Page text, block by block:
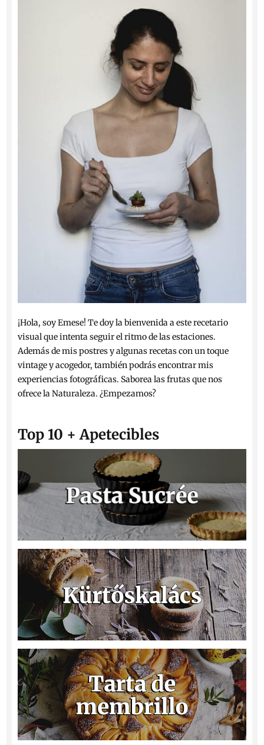
¡Hola, soy Emese! Te doy la bienvenida a este recetario
visual que intenta seguir el ritmo de las estaciones.
Además de mis postres y algunas recetas con un toque
vintage y acogedor, también podrás encontrar mis
experiencias fotográficas. Saborea las frutas que nos
ofrece la Naturaleza. ¿Empezamos?
Top 10 + Apetecibles